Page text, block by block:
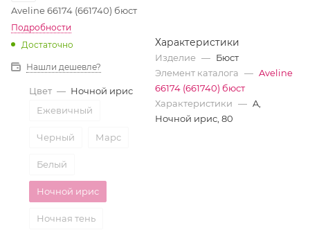
Aveline 66174 (661740) бюст
Подробности
Достаточно
Нашли дешевле?
Цвет — Ночной ирис
Ежевичный
Черный Марс
Белый
Ночной ирис
Ночная тень
Характеристики
Изделие — Бюст
Элемент каталога — Aveline
66174 (661740) бюст
Характеристики — A,
Ночной ирис, 80